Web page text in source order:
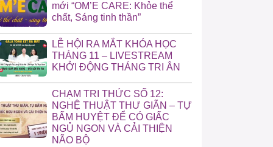
mới “OM’E CARE: Khỏe thể
chất, Sáng tinh thần”
LỄ HỘI RA MẮT KHÓA HỌC
THÁNG 11 – LIVESTREAM
KHỞI ĐỘNG THÁNG TRI ÂN
CHẠM TRI THỨC SỐ 12:
NGHỆ THUẬT THƯ GIÃN – TỰ
BẤM HUYỆT ĐỂ CÓ GIẤC
NGỦ NGON VÀ CẢI THIỆN
NÃO BỘ